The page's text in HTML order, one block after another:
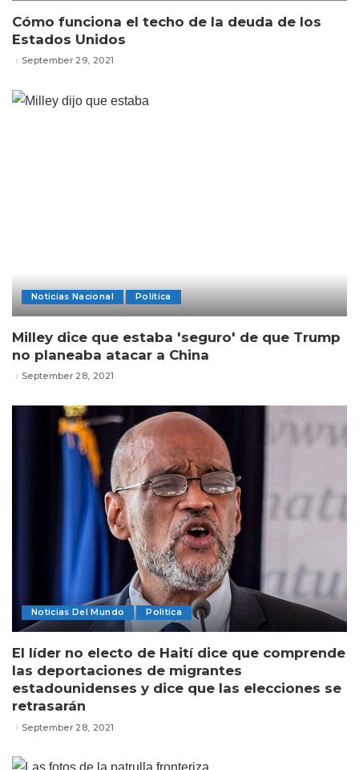
Cómo funciona el techo de la deuda de los
Estados Unidos
September 29, 2021
Noticias Nacional Politica
Milley dice que estaba 'seguro' de que Trump
no planeaba atacar a China
September 28, 2021
Noticias Del Mundo Politica
El líder no electo de Haití dice que comprende
las deportaciones de migrantes
estadounidenses y dice que las elecciones se
retrasarán
September 28, 2021